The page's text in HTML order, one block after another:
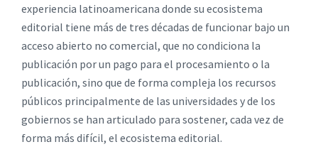
experiencia latinoamericana donde su ecosistema
editorial tiene más de tres décadas de funcionar bajo un
acceso abierto no comercial, que no condiciona la
publicación por un pago para el procesamiento o la
publicación, sino que de forma compleja los recursos
públicos principalmente de las universidades y de los
gobiernos se han articulado para sostener, cada vez de
forma más difícil, el ecosistema editorial.